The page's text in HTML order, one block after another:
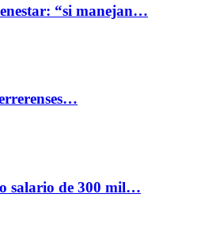
“si manejan…
salario de 300 mil…